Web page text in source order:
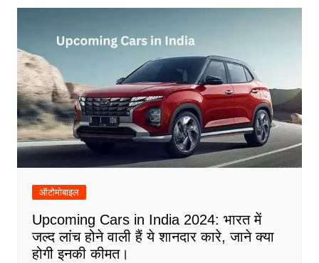
ऑटोमोबाइल
Upcoming Cars in India 2024: भारत में
जल्द लांच होने वाली हैं ये शानदार कारे, जाने क्या
होगी इनकी कीमत।